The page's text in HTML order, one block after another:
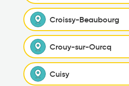
Croissy-Beaubourg
Crouy-sur-Ourcq
Cuisy